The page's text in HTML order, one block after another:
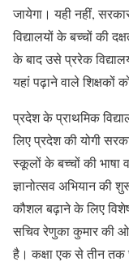
जायेगा। यही नहीं,
विद्यालयों के बच्चों की
के बाद उसे प्ररेक
यहां पढ़ाने वाले शिक्षकों
प्रदेश के प्राथमिक
लिए प्रदेश की योगी
स्कूलों के बच्चों की भाषा
ज्ञानोत्सव अभियान की
कौशल बढ़ाने के लिए
सचिव रेणुका कुमार की
है। कक्षा एक से तीन तक